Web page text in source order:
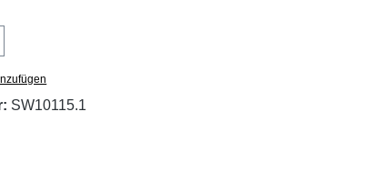
zurzeit nicht verfügbar.)
SW10115.1